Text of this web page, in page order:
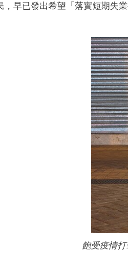
，早已發出希望「落實短期失
飽受疫情